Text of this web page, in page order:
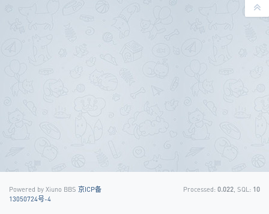
Powered by Xiuno BBS 京ICP备
13050724号-4
Processed: 0.022 , SQL: 10